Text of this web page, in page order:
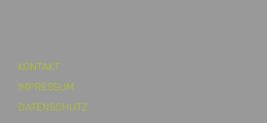
KONTAKT
IMPRESSUM
DATENSCHUTZ